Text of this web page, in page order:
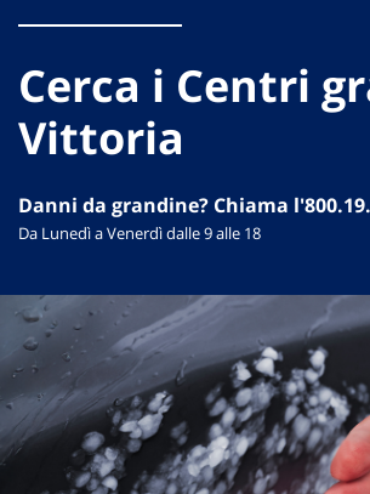
Cerca i Centri
Vittoria
Danni da grandine? Chiama
Da Lunedì a Venerdì dalle 9 alle 18